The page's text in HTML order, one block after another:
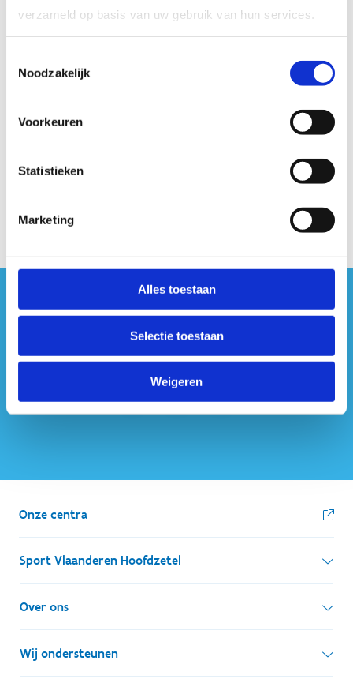
verzameld op basis van uw gebruik van hun services.
Noodzakelijk
Voorkeuren
Statistieken
Marketing
Alles toestaan
Selectie toestaan
Weigeren
Nog vragen? Neem contact met ons
op
#sportersbelevenmeer
Onze centra
Sport Vlaanderen Hoofdzetel
Simon Bolivarlaan 17
1000 Brussel
Ondernemingsnummer: BE 0248.142.826
Over ons
Wie zijn we, wat doen we
Onze centra
Wij ondersteunen